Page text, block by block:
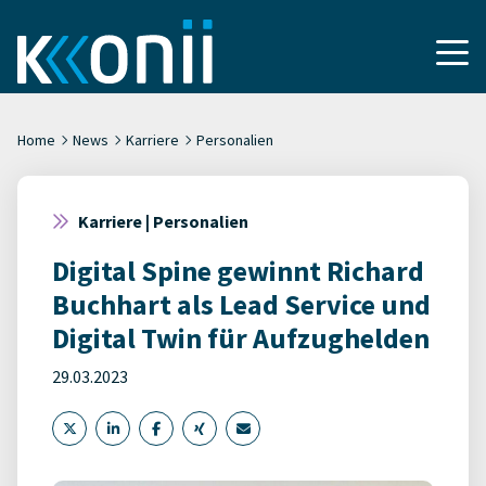
Home News Karriere Personalien
Karriere | Personalien
Digital Spine gewinnt Richard
Buchhart als Lead Service und
Digital Twin für Aufzughelden
29.03.2023